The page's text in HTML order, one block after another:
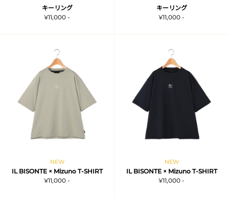
キーリング
¥11,000 -
キーリング
¥11,000 -
NEW
IL BISONTE × Mizuno T-SHIRT
¥11,000 -
NEW
IL BISONTE × Mizuno T-SHIRT
¥11,000 -